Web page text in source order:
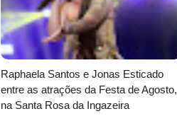
Raphaela Santos e Jonas Esticado
entre as atrações da Festa de Agosto,
na Santa Rosa da Ingazeira